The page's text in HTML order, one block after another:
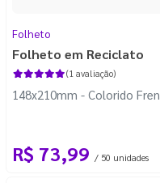
Folheto
Folheto em Reciclato
(1 avaliação)
148x210mm - Colorido
R$ 73,99 / 50 unidades